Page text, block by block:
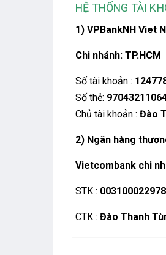
HỆ THỐNG TÀI
1) VPBankNH Viet
Chi nhánh: TP.HCM
Số tài khoản :
Số thẻ:
Chủ tài khoản : Đào
2) Ngân hàng
Vietcombank chi
STK :
CTK : Đào Thanh